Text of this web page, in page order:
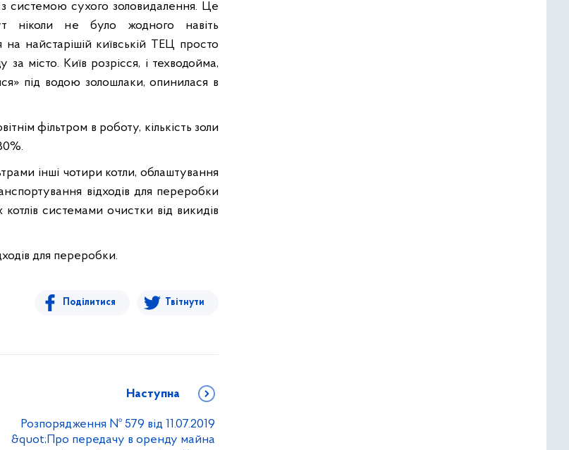
системою сухого золовидалення. Це
не було жодного навіть
на найстарішій київській ТЕЦ просто
місто. Київ розрісся, і техводойма,
під водою золошлаки, опинилася в
фільтром в роботу, кількість золи
інші чотири котли, облаштування
відходів для переробки
системами очистки від викидів
для переробки.
Поділитися Твітнути
Наступна
Розпорядження № 579 від 11.07.2019
&quot;Про передачу в оренду майна